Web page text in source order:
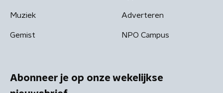
Muziek
Gemist
Adverteren
NPO Campus
Abonneer je op onze wekelijkse